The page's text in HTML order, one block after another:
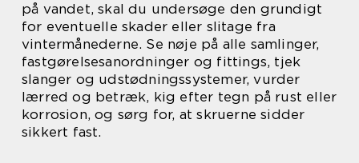
på vandet, skal du undersøge den grundigt
for eventuelle skader eller slitage fra
vintermånederne. Se nøje på alle samlinger,
fastgørelsesanordninger og fittings, tjek
slanger og udstødningssystemer, vurder
lærred og betræk, kig efter tegn på rust eller
korrosion, og sørg for, at skruerne sidder
sikkert fast.